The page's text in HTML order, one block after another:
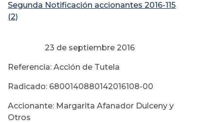
Segunda Notificación accionantes 2016-115
(2)
23 de septiembre 2016
Referencia: Acción de Tutela
Radicado: 6800140880142016108-00
Accionante: Margarita Afanador Dulceny y
Otros